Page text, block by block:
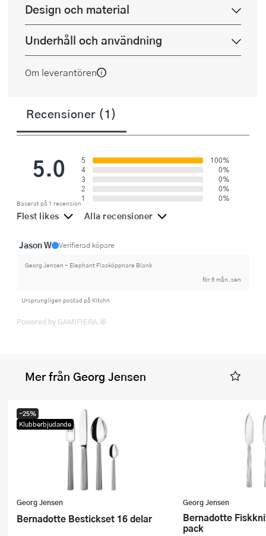
Design och material
Underhåll och användning
Om leverantören
Recensioner (1)
5.0
Baserat på 1 recension
5
100%
4
0%
3
0%
2
0%
1
0%
Flest likes Alla recensioner
Jason W Verifierad köpare
Georg Jensen - Elephant Flasköppnare Blank
för 6 mån. sen
Ursprungligen postad på Kitchn
Powered by GAMIFIERA.®
Mer från Georg Jensen
Georg Jensen
Bernadotte Bestickset 16 delar
-25%
Klubberbjudande
Georg Jensen
Bernadotte Fiskkniv 19,6 cm 2-
pack